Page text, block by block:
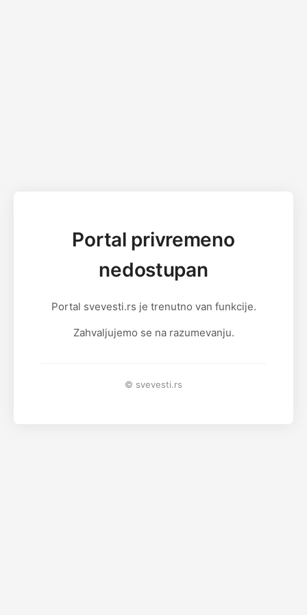
Portal privremeno
nedostupan
Portal svevesti.rs je trenutno van funkcije.
Zahvaljujemo se na razumevanju.
© svevesti.rs